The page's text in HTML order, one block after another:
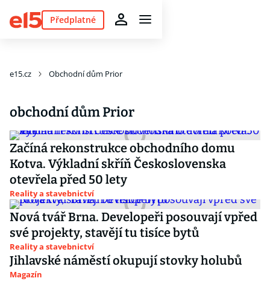
Předplatné
e15.cz Obchodní dům Prior
obchodní dům Prior
Začíná rekonstrukce obchodního domu
Kotva. Výkladní skříň Československa
otevřela před 50 lety
Reality a stavebnictví
Nová tvář Brna. Developeři posouvají vpřed
své projekty, stavějí tu tisíce bytů
Reality a stavebnictví
Jihlavské náměstí okupují stovky holubů
Magazín